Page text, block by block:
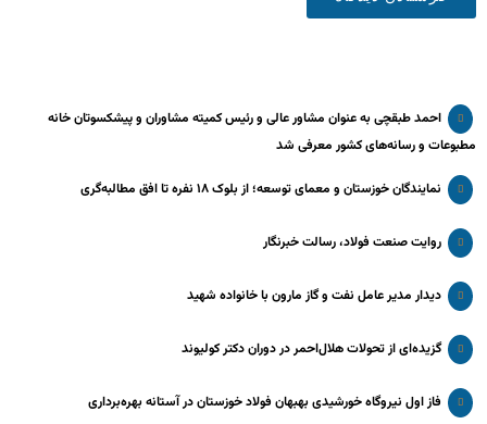
احمد طبقچی به عنوان مشاور عالی و رئیس کمیته مشاوران و پیشکسوتان خانه
مطبوعات و رسانه‌های کشور معرفی شد
نمایندگان خوزستان و معمای توسعه؛ از بلوک ۱۸ نفره تا افق مطالبه‌گری
روایت صنعت فولاد،‌ رسالت خبرنگار
دیدار مدیر عامل نفت و گاز مارون با خانواده شهید
گزیده‌ای از تحولات هلال‌احمر در دوران دکتر کولیوند
فاز اول نیروگاه خورشیدی بهبهان فولاد خوزستان در آستانه بهره‌برداری